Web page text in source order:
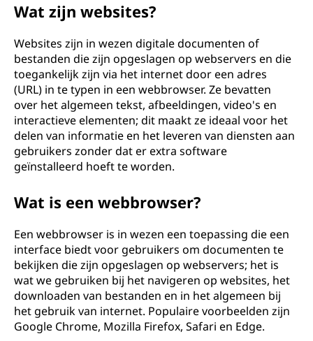
Wat zijn websites?
Websites zijn in wezen digitale documenten of
bestanden die zijn opgeslagen op webservers en die
toegankelijk zijn via het internet door een adres
(URL) in te typen in een webbrowser. Ze bevatten
over het algemeen tekst, afbeeldingen, video's en
interactieve elementen; dit maakt ze ideaal voor het
delen van informatie en het leveren van diensten aan
gebruikers zonder dat er extra software
geïnstalleerd hoeft te worden.
Wat is een webbrowser?
Een webbrowser is in wezen een toepassing die een
interface biedt voor gebruikers om documenten te
bekijken die zijn opgeslagen op webservers; het is
wat we gebruiken bij het navigeren op websites, het
downloaden van bestanden en in het algemeen bij
het gebruik van internet. Populaire voorbeelden zijn
Google Chrome, Mozilla Firefox, Safari en Edge.